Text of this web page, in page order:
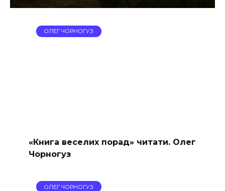
ОЛЕГ ЧОРНОГУЗ
«Книга веселих порад» читати. Олег
Чорногуз
ОЛЕГ ЧОРНОГУЗ